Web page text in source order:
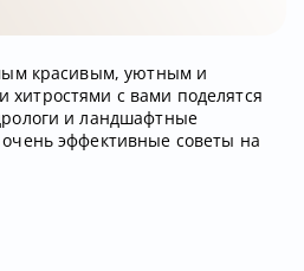
красивым, уютным и
с вами поделятся
и ландшафтные
эффективные советы на